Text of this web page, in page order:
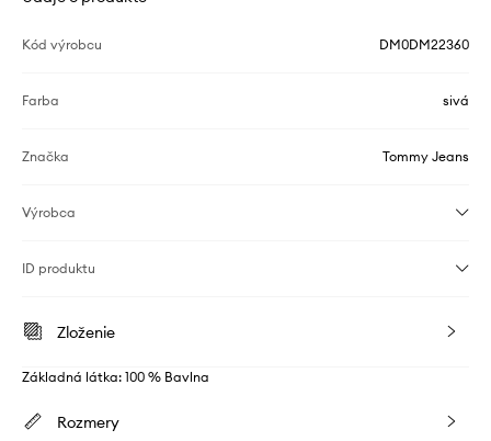
Kód výrobcu DM0DM22360
Farba sivá
Značka Tommy Jeans
Výrobca
ID produktu
Zloženie
Základná látka: 100 % Bavlna
Rozmery